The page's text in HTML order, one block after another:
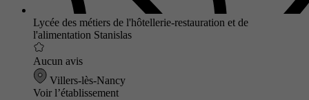
Lycée des métiers de l'hôtellerie-restauration et de
l'alimentation Stanislas
Aucun avis
Villers-lès-Nancy
Voir l’établissement